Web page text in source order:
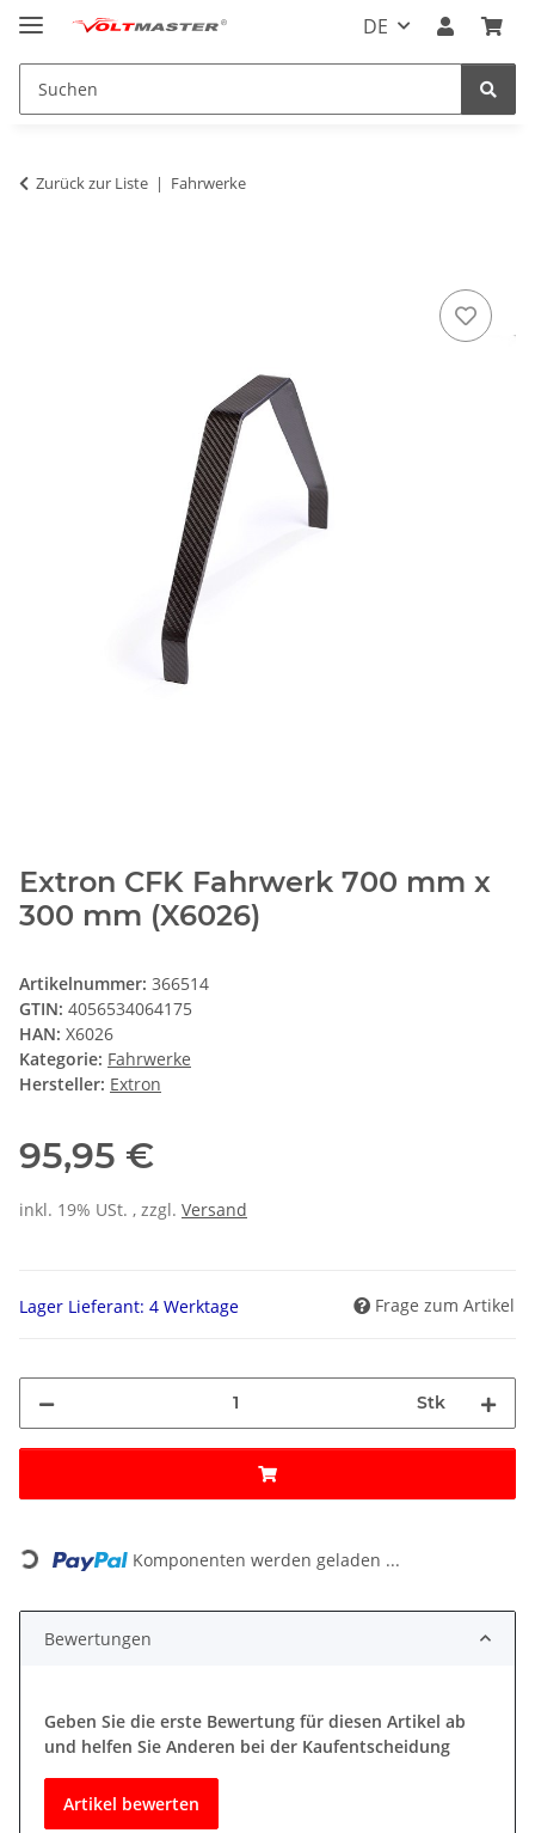
DE
Zurück zur Liste Fahrwerke
Extron CFK Fahrwerk 700 mm x
300 mm (X6026)
Artikelnummer: 366514
GTIN: 4056534064175
HAN: X6026
Kategorie: Fahrwerke
Hersteller: Extron
95,95 €
inkl. 19% USt. , zzgl. Versand
Lager Lieferant: 4 Werktage Frage zum Artikel
Stk
Loading... Komponenten werden geladen ...
Bewertungen
Geben Sie die erste Bewertung für diesen Artikel ab
und helfen Sie Anderen bei der Kaufentscheidung
Artikel bewerten